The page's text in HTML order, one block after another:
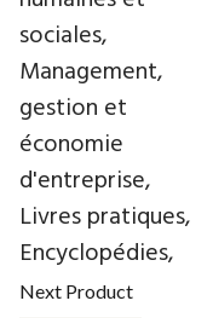
Next Product
sociales,
Management,
gestion et
économie
d'entreprise,
Livres pratiques,
Encyclopédies,